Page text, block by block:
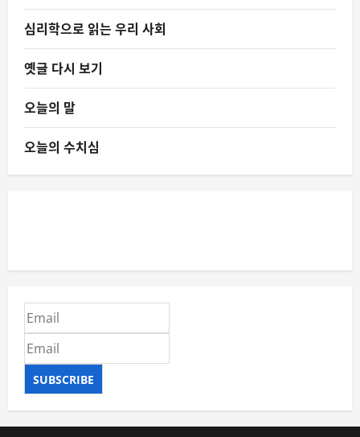
심리학으로 읽는 우리 사회
옛글 다시 보기
오늘의 말
오늘의 수치심
SUBSCRIBE